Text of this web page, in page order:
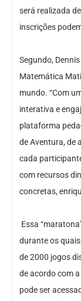
será realizada
inscrições
Segundo,
Matemática
mundo. “Com
interativa e
plataforma
de Aventura, de
cada
com recursos
concretas,
Essa
durante os
de 2000 jogos
de acordo com
pode ser